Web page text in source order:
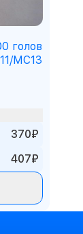
голов
MC13
370₽
407₽